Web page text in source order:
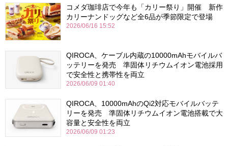
コメダ珈琲店で今年も「カリー祭り」開催 新作
カリーナンドッグなど全6品が季節限定で登場
2026/06/16 15:52
QIROCA、ケーブル内蔵の10000mAhモバイルバ
ッテリーを発売 準固体リチウムイオン電池採用
で安全性と携帯性を両立
2026/06/09 01:40
QIROCA、10000mAhのQi2対応モバイルバッテ
リーを発売 準固体リチウムイオン電池搭載で大
容量と安全性を両立
2026/06/09 01:23